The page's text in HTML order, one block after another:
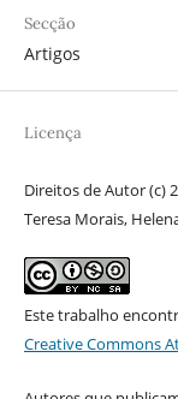
Secção
Artigos
Licença
Direitos de Autor (c)
Teresa Morais,
Este trabalho
Creative Commons